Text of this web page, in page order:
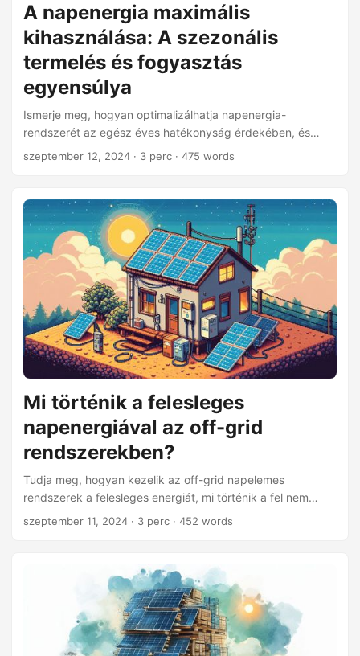
A napenergia maximális
kihasználása: A szezonális
termelés és fogyasztás
egyensúlya
Ismerje meg, hogyan optimalizálhatja napenergia-
rendszerét az egész éves hatékonyság érdekében, és
kezelje a szezonális változásokkal járó energiatermelési és
szeptember 12, 2024 · 3 perc · 475 words
Mi történik a felesleges
napenergiával az off-grid
rendszerekben?
Tudja meg, hogyan kezelik az off-grid napelemes
rendszerek a felesleges energiát, mi történik a fel nem
használt árammal, és hogyan növelhető a hatékonyság,
szeptember 11, 2024 · 3 perc · 452 words